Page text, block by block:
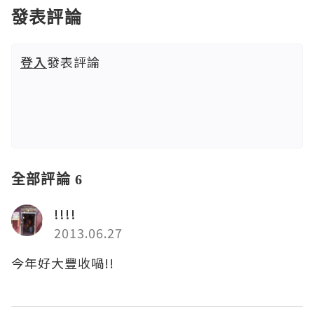
發表評論
登入發表評論
全部評論 6
!!!!
2013.06.27
今年好大豐收喎!!